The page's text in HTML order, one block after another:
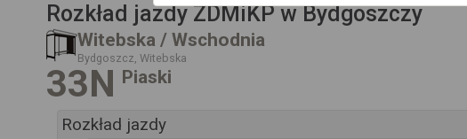
Rozkład jazdy ZDMiKP w Bydgoszczy
Witebska / Wschodnia
Bydgoszcz, Witebska
33N Piaski
Rozkład jazdy